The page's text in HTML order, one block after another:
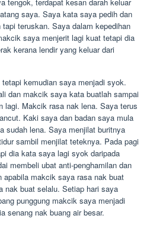
saya. Saya kata saya pedih dan
teruskan. Saya dalam kepedihan
saya menjerit lagi kuat tetapi dia
kerana lendir yang keluar dari
kemudian saya menjadi syok.
dan makcik saya kata buatlah sampai
lagi. Makcik rasa nak lena. Saya terus
Kaki saya dan badan saya mula
sudah lena. Saya menjilat buritnya
sambil menjilat teteknya. Pada pagi
dia kata saya lagi syok daripada
membeli ubat anti-penghamilan dan
apabila makcik saya rasa nak buat
nak buat selalu. Setiap hari saya
punggung makcik saya menjadi
senang nak buang air besar.